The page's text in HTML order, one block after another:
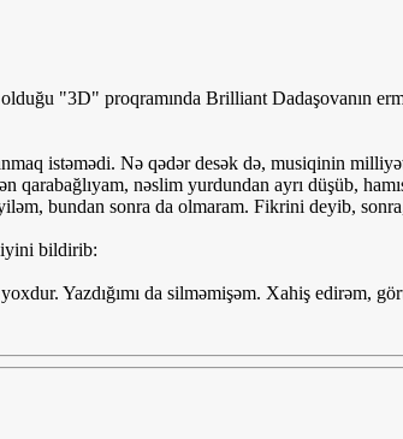
"3D" proqramında Brilliant Dadaşovanın
istəmədi. Nə qədər desək də, musiqinin milliyəti
nəslim yurdundan ayrı düşüb,
bundan sonra da olmaram. Fikrini deyib,
bildirib:
Yazdığımı da silməmişəm. Xahiş edirəm,